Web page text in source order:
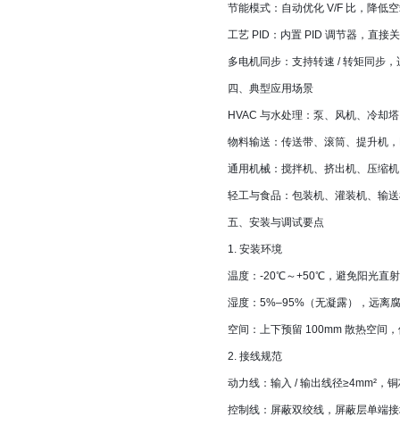
节能模式：自动优化 V/F 比，降低
工艺 PID：内置 PID 调节器，直接
多电机同步：支持转速 / 转矩同步
四、典型应用场景
HVAC 与水处理：泵、风机、冷却
物料输送：传送带、滚筒、提升机
通用机械：搅拌机、挤出机、压缩
轻工与食品：包装机、灌装机、输
五、安装与调试要点
1. 安装环境
温度：-20℃～+50℃，避免阳光直
湿度：5%–95%（无凝露），远离
空间：上下预留 100mm 散热空间
2. 接线规范
动力线：输入 / 输出线径≥4mm²，
控制线：屏蔽双绞线，屏蔽层单端